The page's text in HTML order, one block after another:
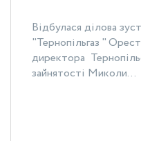
Відбулася ділова
"Тернопільгаз "
директора
зайнятості Миколи...